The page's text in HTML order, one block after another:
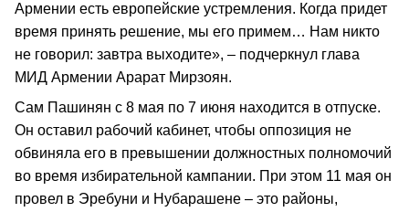
Армении есть европейские устремления. Когда придет
время принять решение, мы его примем… Нам никто
не говорил: завтра выходите», – подчеркнул глава
МИД Армении Арарат Мирзоян.
Сам Пашинян с 8 мая по 7 июня находится в отпуске.
Он оставил рабочий кабинет, чтобы оппозиция не
обвиняла его в превышении должностных полномочий
во время избирательной кампании. При этом 11 мая он
провел в Эребуни и Нубарашене – это районы,